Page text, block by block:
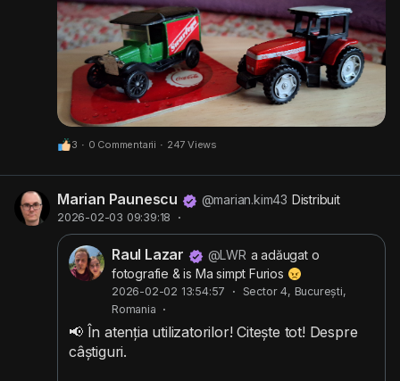
3 · 0 Commentarii · 247 Views
Marian Paunescu @marian.kim43 Distribuit
2026-02-03 09:39:18 ·
Raul Lazar @LWR a adăugat o
fotografie & is Ma simpt Furios
2026-02-02 13:54:57 · Sector 4, București,
Romania ·
📢 În atenția utilizatorilor! Citește tot! Despre
câștiguri.